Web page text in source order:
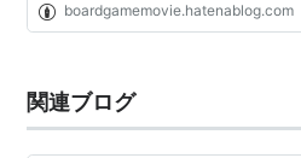
boardgamemovie.hatenablog.com
関連ブログ